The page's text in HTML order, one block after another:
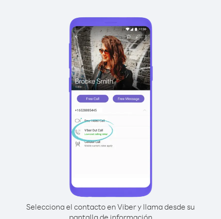
Selecciona el contacto en Viber y llama desde su
pantalla de información